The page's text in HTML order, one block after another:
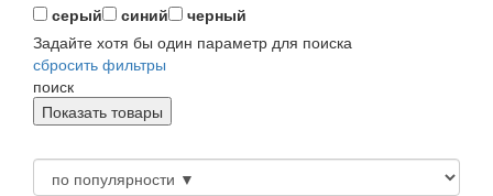
серый
синий
черный
Задайте хотя бы один параметр для поиска
сбросить фильтры
поиск